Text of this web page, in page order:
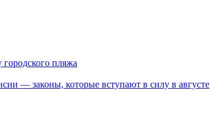
пляжа
— законы, которые вступают в силу в августе